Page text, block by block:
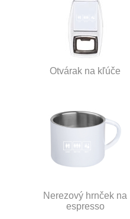
Otvárak na kľúče
Nerezový hrnček na
espresso